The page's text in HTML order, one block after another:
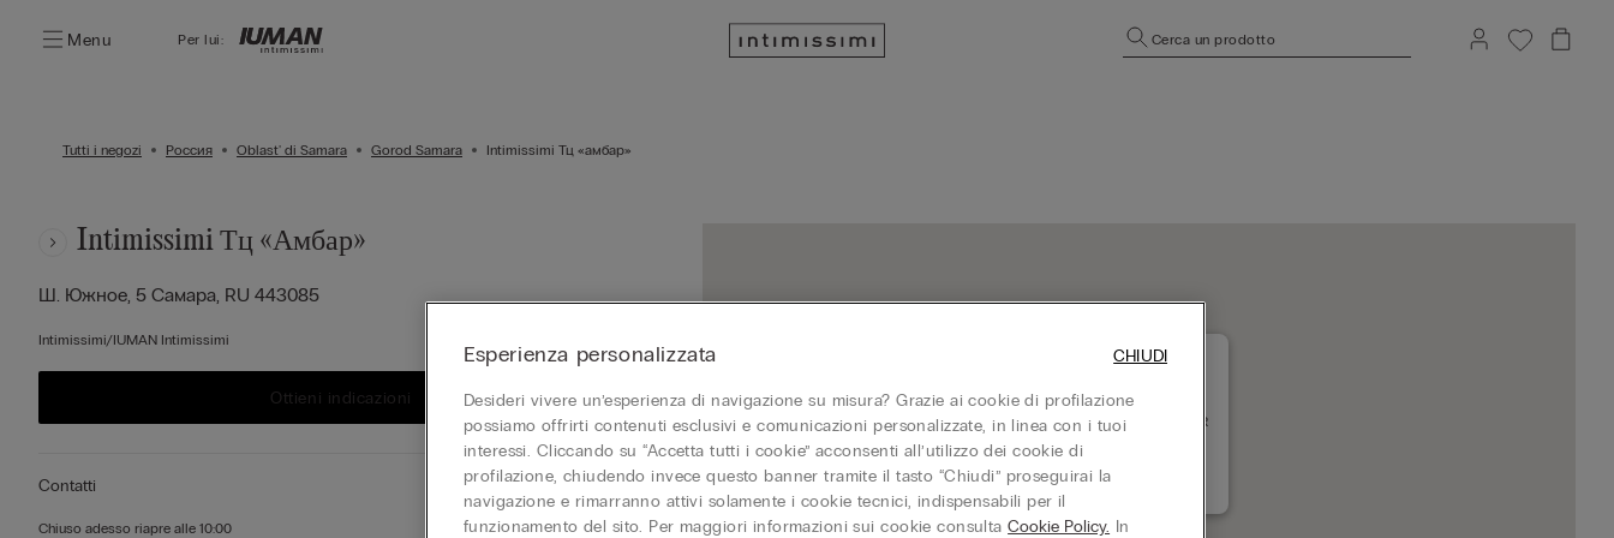
Menu Per lui: Cerca un prodotto
Tutti i negozi Россия Oblast' di Samara Gorod Samara Intimissimi Тц «амбар»
Intimissimi Тц «амбар»
Ш. Южное, 5 Самара, RU 443085
Intimissimi/IUMAN Intimissimi
Ottieni indicazioni
Contatti
Chiuso adesso riapre alle 10:00
SAMARA SC AMBAR
443085 SAMARA
Chiuso adesso
Esperienza personalizzata
Desideri vivere un’esperienza di navigazione su misura? Grazie ai cookie di profilazione
possiamo offrirti contenuti esclusivi e comunicazioni personalizzate, in linea con i tuoi
interessi. Cliccando su “Accetta tutti i cookie” acconsenti all’utilizzo dei cookie di
profilazione, chiudendo invece questo banner tramite il tasto “Chiudi” proseguirai la
navigazione e rimarranno attivi solamente i cookie tecnici, indispensabili per il
funzionamento del sito. Per maggiori informazioni sui cookie consultaCookie Policy. In
CHIUDI